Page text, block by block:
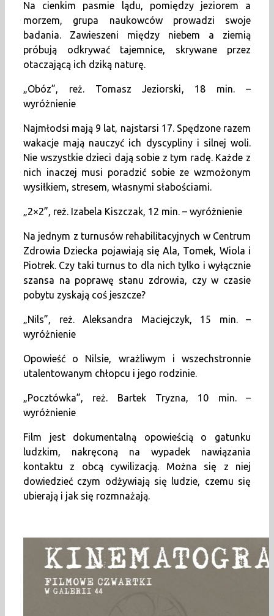
Na cienkim pasmie lądu, pomiędzy jeziorem a
morzem, grupa naukowców prowadzi swoje
badania. Zawieszeni między niebem a ziemią
próbują odkrywać tajemnice, skrywane przez
otaczającą ich dziką naturę.
„Obóz”, reż. Tomasz Jeziorski, 18 min. –
wyróżnienie
Najmłodsi mają 9 lat, najstarsi 17. Spędzone razem
wakacje mają nauczyć ich dyscypliny i silnej woli.
Nie wszystkie dzieci dają sobie z tym radę. Każde z
nich inaczej musi poradzić sobie ze wzmożonym
wysiłkiem, stresem, własnymi słabościami.
„2×2”, reż. Izabela Kiszczak, 12 min. – wyróżnienie
Na jednym z turnusów rehabilitacyjnych w Centrum
Zdrowia Dziecka pojawiają się Ala, Tomek, Wiola i
Piotrek. Czy taki turnus to dla nich tylko i wyłącznie
szansa na poprawę stanu zdrowia, czy w czasie
pobytu zyskają coś jeszcze?
„Nils”, reż. Aleksandra Maciejczyk, 15 min. –
wyróżnienie
Opowieść o Nilsie, wrażliwym i wszechstronnie
utalentowanym chłopcu i jego rodzinie.
„Pocztówka”, reż. Bartek Tryzna, 10 min. –
wyróżnienie
Film jest dokumentalną opowieścią o gatunku
ludzkim, nakręconą na wypadek nawiązania
kontaktu z obcą cywilizacją. Można się z niej
dowiedzieć czym odżywiają się ludzie, czemu się
ubierają i jak się rozmnażają.